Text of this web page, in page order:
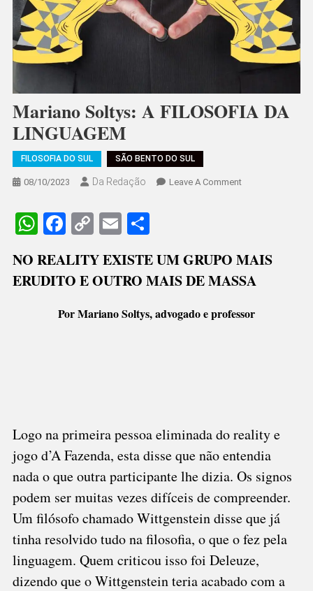
Mariano Soltys: A FILOSOFIA DA
LINGUAGEM
FILOSOFIA DO SUL SÃO BENTO DO SUL
08/10/2023 Da Redação Leave A CommentOn
DA
LINGUAGEM
WhatsApp
Facebook
CopyEmailShare
NO REALITY EXISTE UM GRUPO MAIS
ERUDITO E OUTRO MAIS DE MASSA
Por Mariano Soltys, advogado e professor
Logo na primeira pessoa eliminada do reality e
jogo d’A Fazenda, esta disse que não entendia
nada o que outra participante lhe dizia. Os signos
podem ser muitas vezes difíceis de compreender.
Um filósofo chamado Wittgenstein disse que já
tinha resolvido tudo na filosofia, o que o fez pela
linguagem. Quem criticou isso foi Deleuze,
dizendo que o Wittgenstein teria acabado com a